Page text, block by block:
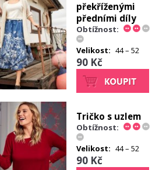
překříženými
předními díly
Obtížnost:
Velikost: 44 – 52
90 Kč
Tričko s uzlem
Obtížnost:
Velikost: 44 – 52
90 Kč